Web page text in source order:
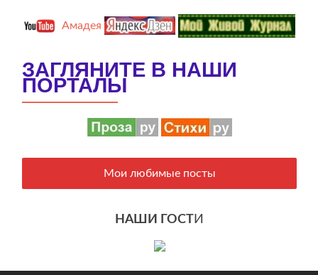
Амадея
ЗАГЛЯНИТЕ В НАШИ
ПОРТАЛЫ
Мои любимые посты
НАШИ ГОСТИ